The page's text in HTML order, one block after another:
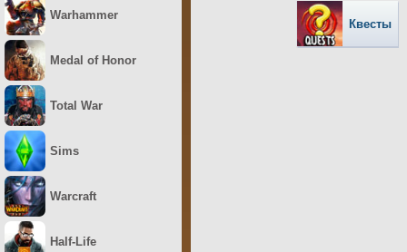
Квесты
Warhammer
Medal of Honor
Total War
Sims
Warcraft
Half-Life